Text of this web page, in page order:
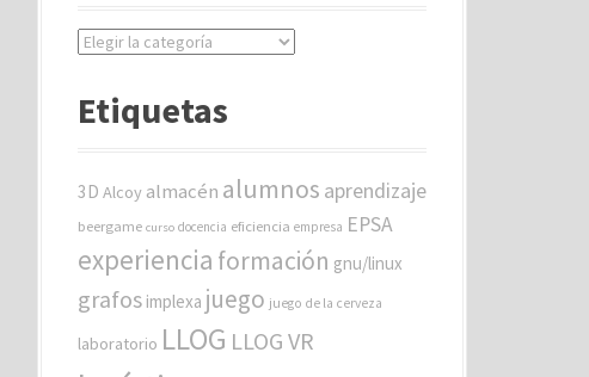
C
e
r
s
Etiquetas
3D Alcoy almacén alumnos aprendizaje
beergame curso docencia eficiencia empresa EPSA
experiencia formación gnu/linux
grafos implexa juego juego de la cerveza
laboratorio LLOG LLOG VR